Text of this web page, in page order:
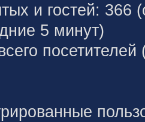
и гостей: 366
5 минут)
посетителей